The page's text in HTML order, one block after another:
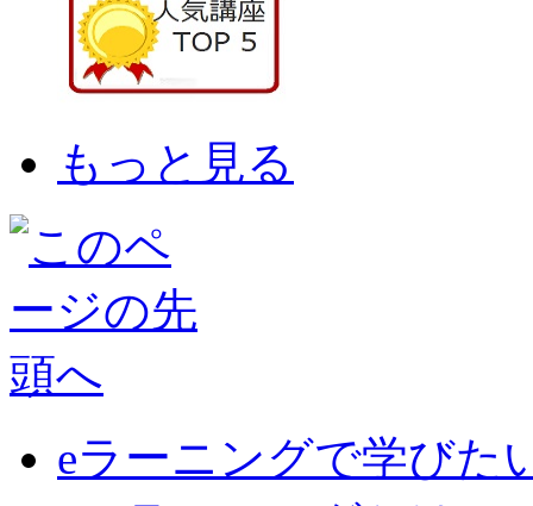
もっと見る
eラーニングで学びた